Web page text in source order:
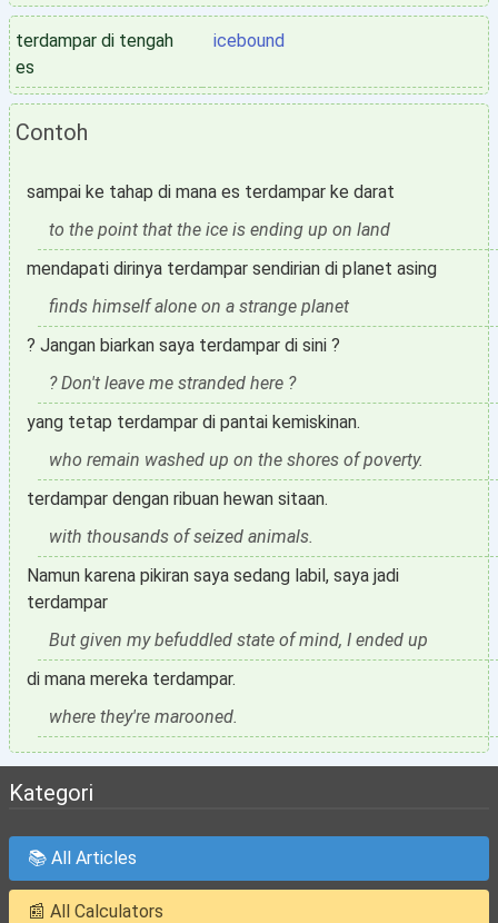
terdampar di tengah
es
icebound
Contoh
sampai ke tahap di mana es terdampar ke darat
to the point that the ice is ending up on land
mendapati dirinya terdampar sendirian di planet asing
finds himself alone on a strange planet
? Jangan biarkan saya terdampar di sini ?
? Don't leave me stranded here ?
yang tetap terdampar di pantai kemiskinan.
who remain washed up on the shores of poverty.
terdampar dengan ribuan hewan sitaan.
with thousands of seized animals.
Namun karena pikiran saya sedang labil, saya jadi
terdampar
But given my befuddled state of mind, I ended up
di mana mereka terdampar.
where they're marooned.
Kategori
📚 All Articles
📰 All Calculators